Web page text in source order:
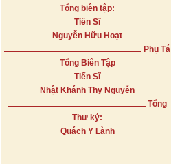
Tổng biên tập:
Tiến Sĩ
Nguyễn Hữu Hoạt
Phụ Tá
Tổng Biên Tập
Tiến Sĩ
Nhật Khánh Thy Nguyễn
Tổng
Thư ký:
Quách Y Lành